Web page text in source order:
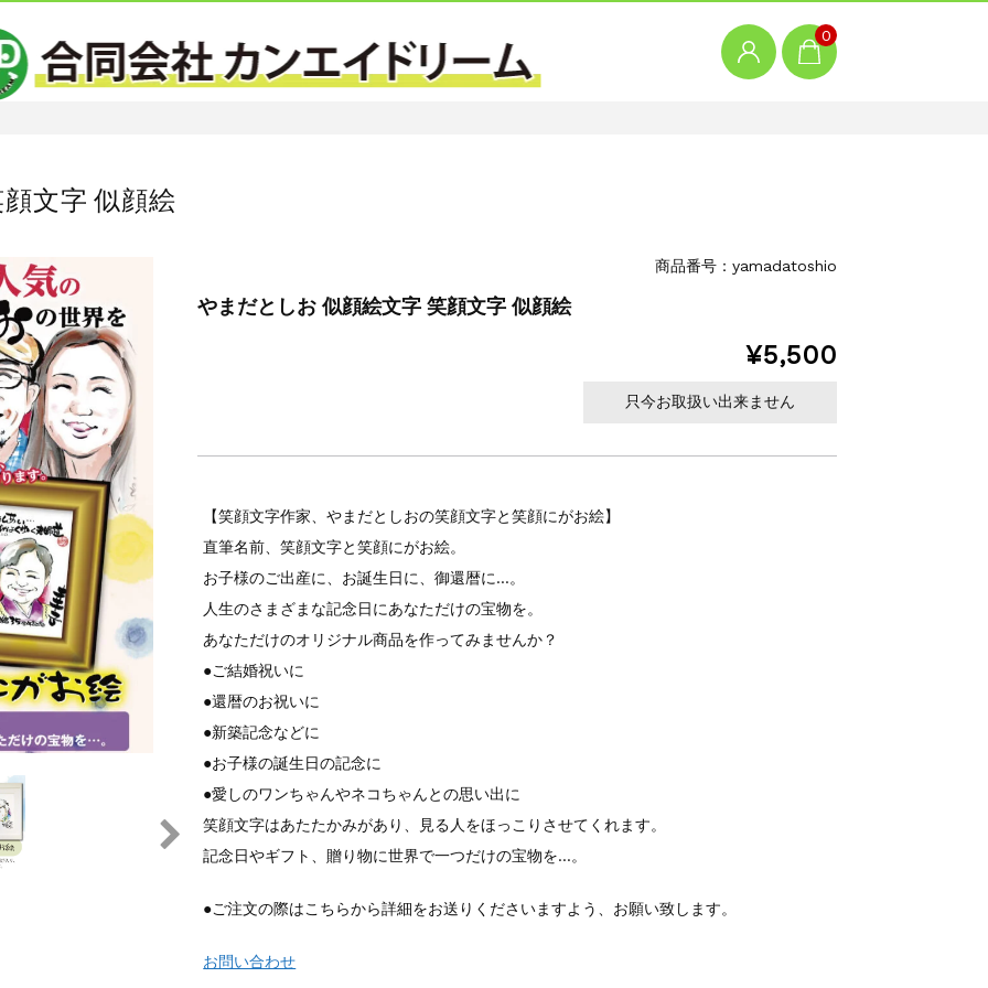
0
文字 似顔絵
商品番号：yamadatoshio
やまだとしお 似顔絵文字 笑顔文字 似顔絵
¥5,500
只今お取扱い出来ません
【笑顔文字作家、やまだとしおの笑顔文字と笑顔にがお絵】
直筆名前、笑顔文字と笑顔にがお絵。
お子様のご出産に、お誕生日に、御還暦に…。
人生のさまざまな記念日にあなただけの宝物を。
あなただけのオリジナル商品を作ってみませんか？
●ご結婚祝いに
●還暦のお祝いに
●新築記念などに
●お子様の誕生日の記念に
●愛しのワンちゃんやネコちゃんとの思い出に
笑顔文字はあたたかみがあり、見る人をほっこりさせてくれます。
記念日やギフト、贈り物に世界で一つだけの宝物を…。
●ご注文の際はこちらから詳細をお送りくださいますよう、お願い致します。
お問い合わせ